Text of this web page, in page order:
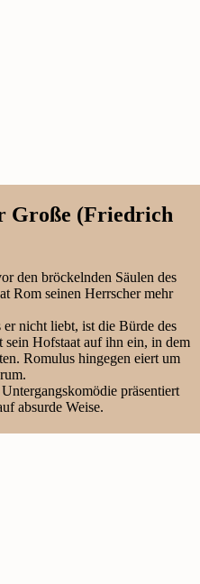
Große (Friedrich
den bröckelnden Säulen des
Rom seinen Herrscher mehr
nicht liebt, ist die Bürde des
sein Hofstaat auf ihn ein, in dem
Romulus hingegen eiert um
präsentiert
absurde Weise.